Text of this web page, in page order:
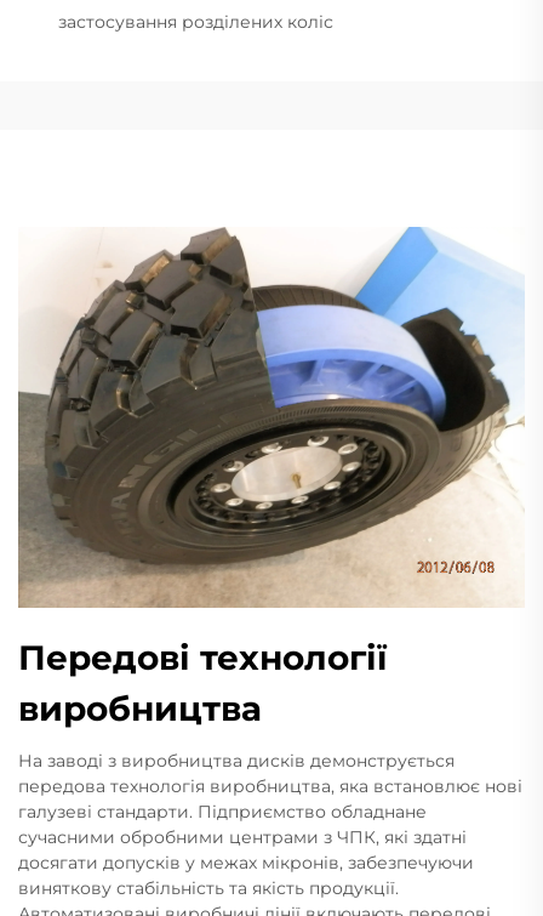
застосування розділених коліс
Передові технології
виробництва
На заводі з виробництва дисків демонструється
передова технологія виробництва, яка встановлює нові
галузеві стандарти. Підприємство обладнане
сучасними обробними центрами з ЧПК, які здатні
досягати допусків у межах мікронів, забезпечуючи
виняткову стабільність та якість продукції.